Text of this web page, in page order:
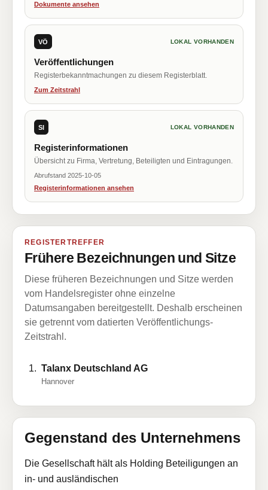
Dokumente ansehen
VÖ LOKAL VORHANDEN
Veröffentlichungen
Registerbekanntmachungen zu diesem Registerblatt.
Zum Zeitstrahl
SI LOKAL VORHANDEN
Registerinformationen
Übersicht zu Firma, Vertretung, Beteiligten und Eintragungen.
Abrufstand 2025-10-05
Registerinformationen ansehen
REGISTERTREFFER
Frühere Bezeichnungen und Sitze
Diese früheren Bezeichnungen und Sitze werden
vom Handelsregister ohne einzelne
Datumsangaben bereitgestellt. Deshalb erscheinen
sie getrennt vom datierten Veröffentlichungs-
Zeitstrahl.
Talanx Deutschland AG
Hannover
Gegenstand des Unternehmens
Die Gesellschaft hält als Holding Beteiligungen an
in- und ausländischen